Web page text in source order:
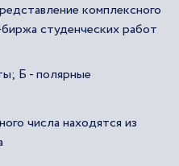
комплексного
студенческих работ
Б - полярные
числа находятся из